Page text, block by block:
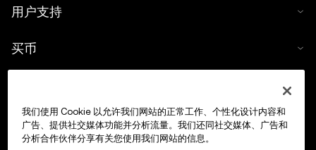
用户支持
买币
交易
我们使用 Cookie 以允许我们网站的正常工作、个性化设计内容和
广告、提供社交媒体功能并分析流量。我们还同社交媒体、广告和
分析合作伙伴分享有关您使用我们网站的信息。